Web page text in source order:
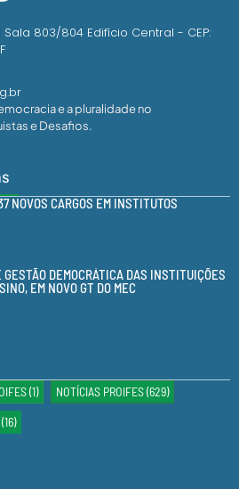
Sala 803/804 Edifício Central - CEP:
e a pluralidade no
e Desafios.
NOVOS CARGOS EM INSTITUTOS
GESTÃO DEMOCRÁTICA DAS INSTITUIÇÕES
EM NOVO GT DO MEC
(1) NOTÍCIAS PROIFES(629)
(16)